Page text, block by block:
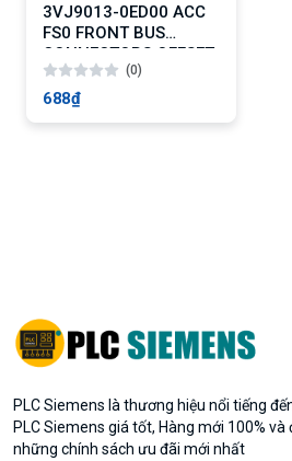
3VJ9013-0ED00 ACC
FS0 FRONT BUS
CONNECTORS OFFSET
3PCS
(0)
688₫
PLC Siemens là thương hiệu nổi tiếng
PLC Siemens giá tốt, Hàng mới 100%
những chính sách ưu đãi mới nhất